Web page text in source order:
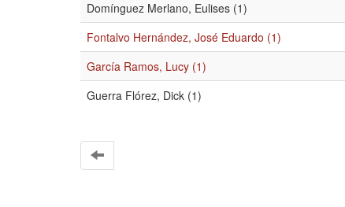
Domínguez Merlano, Eulises (1)
Fontalvo Hernández, José Eduardo (1)
García Ramos, Lucy (1)
Guerra Flórez, Dick (1)